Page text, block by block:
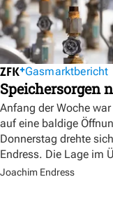
Gasmarktbericht
Speichersorgen
Anfang der Woche
auf eine baldige
Donnerstag drehte
Endress. Die Lage im
Joachim Endress